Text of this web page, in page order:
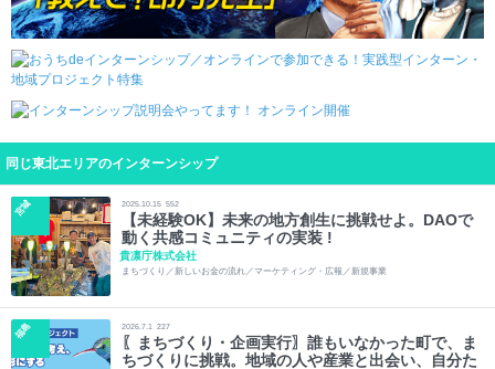
同じ東北エリアのインターンシップ
宮城 2025.10.15 552
【未経験OK】未来の地方創生に挑戦せよ。DAOで
動く共感コミュニティの実装 !
貴凛庁株式会社
まちづくり／新しいお金の流れ／マーケティング・広報／新規事業
福島 2026.7.1 227
〖まちづくり・企画実行〗誰もいなかった町で、ま
ちづくりに挑戦。地域の人や産業と出会い、自分た